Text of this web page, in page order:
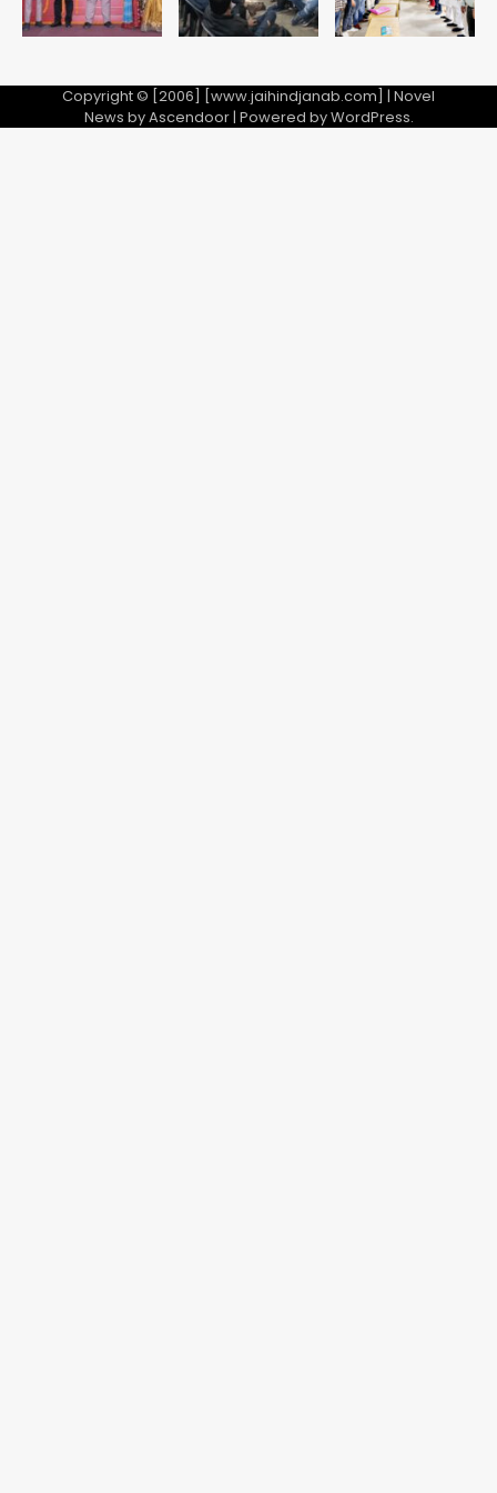
Copyright © [2006] [www.jaihindjanab.com] | Novel
News byAscendoor| Powered byWordPress.